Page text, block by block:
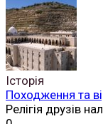
Історія
Походження та
Релігія друзів